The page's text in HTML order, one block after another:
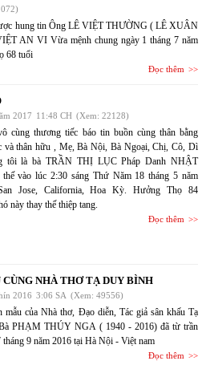
hung tin Ông LÊ VIỆT THƯỜNG ( LÊ XUÂN
AN VI Vừa mệnh chung ngày 1 tháng 7 năm
68 tuổi
Đọc thêm
2017 11:48 CH (Xem: 22128)
cùng thương tiếc báo tin buồn cùng thân bằng
và thân hữu , Mẹ, Bà Nội, Bà Ngoại, Chị, Cô, Dì
tôi là bà TRẦN THỊ LỤC Pháp Danh NHẬT
vào lúc 2:30 sáng Thứ Năm 18 tháng 5 năm
Jose, California, Hoa Kỳ. Hưởng Thọ 84
này thay thế thiệp tang.
Đọc thêm
CÙNG NHÀ THƠ TẠ DUY BÌNH
2016 3:06 SA (Xem: 49556)
mẫu của Nhà thơ, Đạo diễn, Tác giả sân khấu Tạ
PHẠM THÚY NGA ( 1940 - 2016) đã từ trần
tháng 9 năm 2016 tại Hà Nội - Việt nam
Đọc thêm